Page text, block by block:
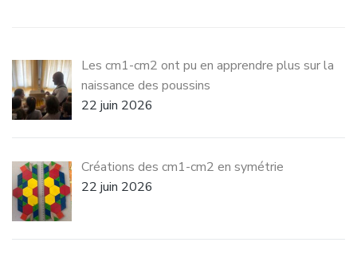
Les cm1-cm2 ont pu en apprendre plus sur la
naissance des poussins
22 juin 2026
Créations des cm1-cm2 en symétrie
22 juin 2026